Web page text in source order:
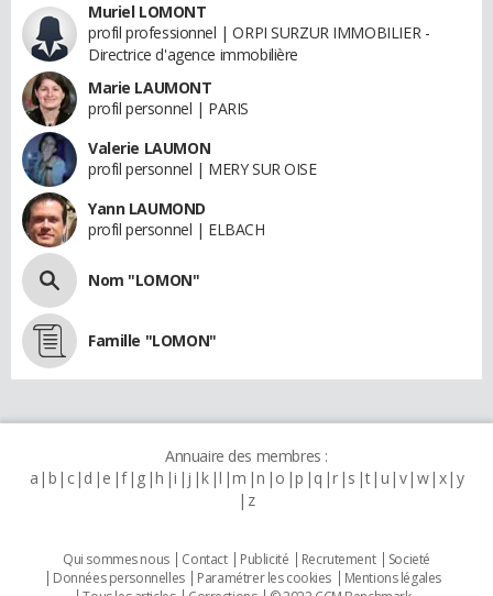
Muriel LOMONT
profil professionnel | ORPI SURZUR IMMOBILIER -
Directrice d'agence immobilière
Marie LAUMONT
profil personnel | PARIS
Valerie LAUMON
profil personnel | MERY SUR OISE
Yann LAUMOND
profil personnel | ELBACH
Nom "LOMON"
Famille "LOMON"
Annuaire des membres :
a b c d e f g h i j k l m n o p q r s t u v w x y
z
Qui sommes nous Contact Publicité Recrutement
Societé
Données personnelles
Paramétrer les cookies
Mentions légales